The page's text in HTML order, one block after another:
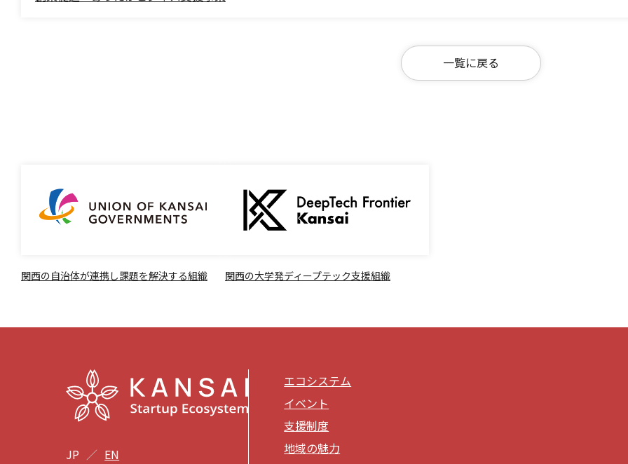
一覧に戻る
関西の自治体が連携し課題を解決する組織 関西の大学発ディープテック支援組織
JP EN
エコシステム
イベント
支援制度
地域の魅力